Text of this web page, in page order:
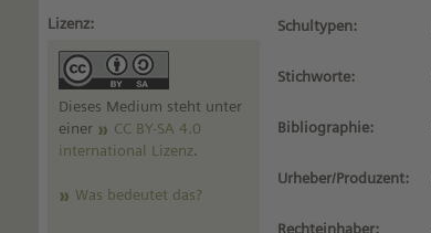
Lizenz:
Dieses Medium steht unter
einer
CC BY-SA 4.0
international Lizenz.
Was bedeutet das?
Schultypen:
Stichworte:
Bibliographie:
Urheber/Produzent:
Rechteinhaber: